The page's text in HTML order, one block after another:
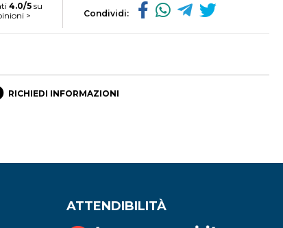
4.0/5 su
>
Condividi:
RICHIEDI INFORMAZIONI
ATTENDIBILITÀ